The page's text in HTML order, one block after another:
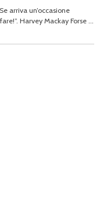
arriva un’occasione
Harvey Mackay Forse …